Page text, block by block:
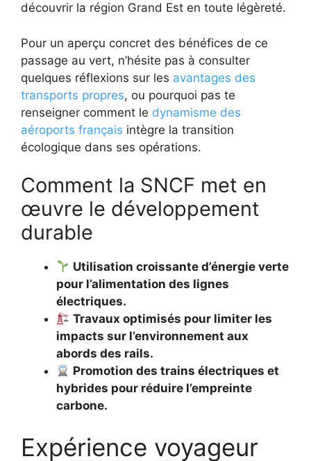
découvrir la région Grand Est en toute légèreté.
Pour un aperçu concret des bénéfices de ce
passage au vert, n’hésite pas à consulter
quelques réflexions sur les avantages des
transports propres, ou pourquoi pas te
renseigner comment le dynamisme des
aéroports français intègre la transition
écologique dans ses opérations.
Comment la SNCF met en
œuvre le développement
durable
Utilisation croissante d’énergie verte
pour l’alimentation des lignes
électriques.
Travaux optimisés pour limiter les
impacts sur l’environnement aux
abords des rails.
Promotion des trains électriques et
hybrides pour réduire l’empreinte
carbone.
Expérience voyageur